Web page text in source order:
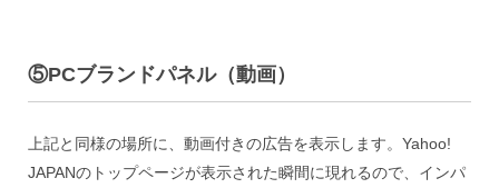
⑤PCブランドパネル（動画）
上記と同様の場所に、動画付きの広告を表示します。Yahoo!
JAPANのトップページが表示された瞬間に現れるので、インパ